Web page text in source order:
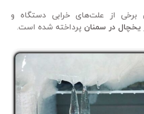
برخی از علت‌های خرابی دستگاه و
یخچال در سمنان پرداخته شده است.